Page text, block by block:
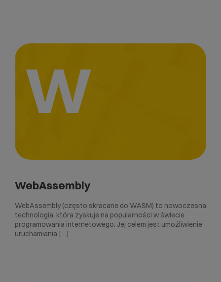
W
WebAssembly
WebAssembly (często skracane do WASM) to nowoczesna
technologia, która zyskuje na popularności w świecie
programowania internetowego. Jej celem jest umożliwienie
uruchamiania […]